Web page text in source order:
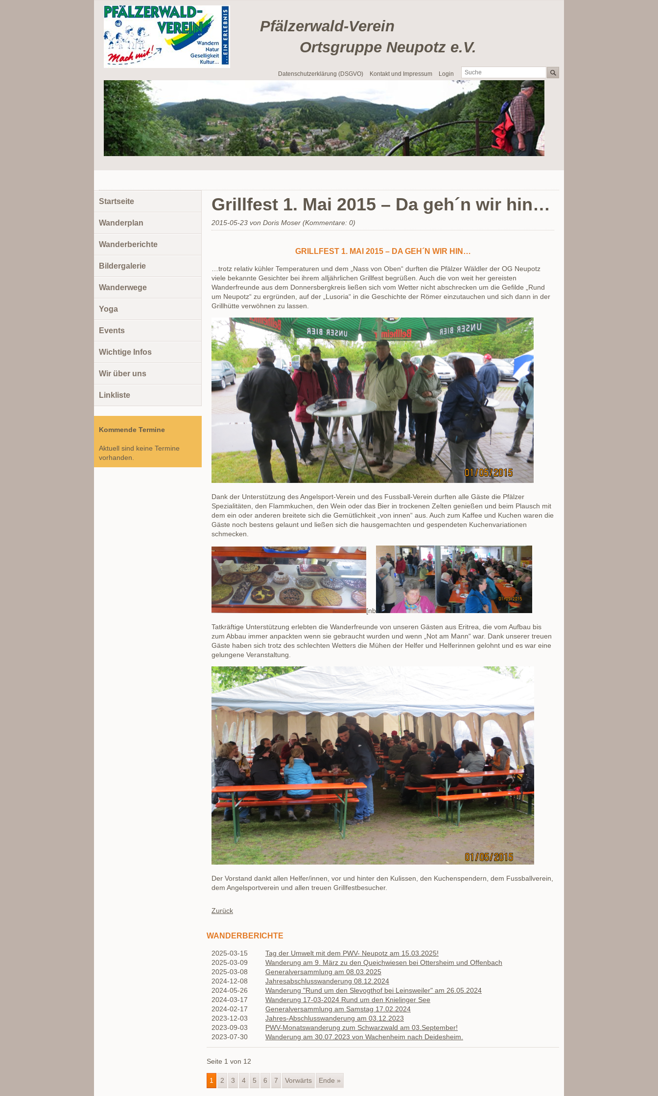
Pfälzerwald-Verein
Ortsgruppe Neupotz e.V.
Navigation
überspringen
Datenschutzerklärung (DSGVO) Kontakt und Impressum Login
Grillfest 1. Mai 2015 – Da geh´n wir hin…
2015-05-23 von Doris Moser (Kommentare: 0)
GRILLFEST 1. MAI 2015 – DA GEH´N WIR HIN…
…trotz relativ kühler Temperaturen und dem „Nass von Oben“ durften die Pfälzer Wäldler der OG Neupotz
viele bekannte Gesichter bei ihrem alljährlichen Grillfest begrüßen. Auch die von weit her gereisten
Wanderfreunde aus dem Donnersbergkreis ließen sich vom Wetter nicht abschrecken um die Gefilde „Rund
um Neupotz“ zu ergründen, auf der „Lusoria“ in die Geschichte der Römer einzutauchen und sich dann in der
Grillhütte verwöhnen zu lassen.
Dank der Unterstützung des Angelsport-Verein und des Fussball-Verein durften alle Gäste die Pfälzer
Spezialitäten, den Flammkuchen, den Wein oder das Bier in trockenen Zelten genießen und beim Plausch mit
dem ein oder anderen breitete sich die Gemütlichkeit „von innen“ aus. Auch zum Kaffee und Kuchen waren die
Gäste noch bestens gelaunt und ließen sich die hausgemachten und gespendeten Kuchenvariationen
schmecken.
[nb
Tatkräftige Unterstützung erlebten die Wanderfreunde von unseren Gästen aus Eritrea, die vom Aufbau bis
zum Abbau immer anpackten wenn sie gebraucht wurden und wenn „Not am Mann“ war. Dank unserer treuen
Gäste haben sich trotz des schlechten Wetters die Mühen der Helfer und Helferinnen gelohnt und es war eine
gelungene Veranstaltung.
Der Vorstand dankt allen Helfer/innen, vor und hinter den Kulissen, den Kuchenspendern, dem Fussballverein,
dem Angelsportverein und allen treuen Grillfestbesucher.
Zurück
WANDERBERICHTE
2025-03-15
Tag der Umwelt mit dem PWV- Neupotz am 15.03.2025!
2025-03-09
Wanderung am 9. März zu den Queichwiesen bei Ottersheim und Offenbach
2025-03-08
Generalversammlung am 08.03.2025
2024-12-08
Jahresabschlusswanderung 08.12.2024
2024-05-26
Wanderung "Rund um den Slevogthof bei Leinsweiler" am 26.05.2024
2024-03-17
Wanderung 17-03-2024 Rund um den Knielinger See
2024-02-17
Generalversammlung am Samstag 17.02.2024
2023-12-03
Jahres-Abschlusswanderung am 03.12.2023
2023-09-03
PWV-Monatswanderung zum Schwarzwald am 03.September!
2023-07-30
Wanderung am 30.07.2023 von Wachenheim nach Deidesheim.
Seite 1 von 12
1 2 3 4 5 6 7 Vorwärts Ende »
Navigation
überspringen
Startseite
Wanderplan
Wanderberichte
Bildergalerie
Wanderwege
Yoga
Events
Wichtige Infos
Wir über uns
Linkliste
Kommende Termine
Aktuell sind keine Termine
vorhanden.